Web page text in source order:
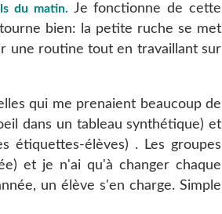
du matin. Je fonctionne de cette
bien: la petite ruche se met
une routine tout en travaillant sur
qui me prenaient beaucoup de
dans un tableau synthétique) et
étiquettes-élèves) . Les groupes
et je n'ai qu'à changer chaque
un élève s'en charge. Simple